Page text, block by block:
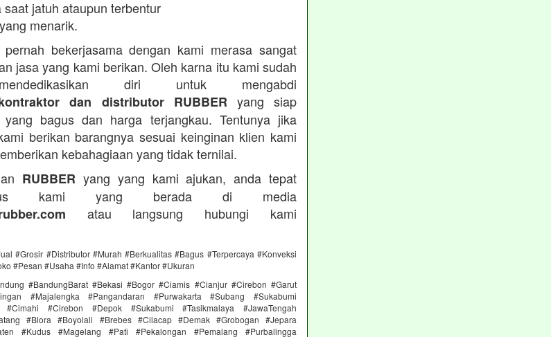
jatuh ataupun terbentur
menarik.
bekerjasama dengan kami merasa sangat
jasa yang kami berikan. Oleh karna itu kami sudah
diri untuk mengabdi
dan distributor RUBBER yang siap
bagus dan harga terjangkau. Tentunya jika
berikan barangnya sesuai keinginan klien kami
kebahagiaan yang tidak ternilai.
RUBBER yang yang kami ajukan, anda tepat
kami yang berada di media
atau langsung hubungi kami
#Grosir #Distributor #Murah #Berkualitas #Bagus #Terpercaya #Konveksi
#Pesan #Usaha #Info #Alamat #Kantor #Ukuran
#BandungBarat #Bekasi #Bogor #Ciamis #Cianjur #Cirebon #Garut
#Majalengka #Pangandaran #Purwakarta #Subang #Sukabumi
#Cirebon #Depok #Sukabumi #Tasikmalaya #JawaTengah
#Blora #Boyolali #Brebes #Cilacap #Demak #Grobogan #Jepara
#Kudus #Magelang #Pati #Pekalongan #Pemalang #Purbalingga